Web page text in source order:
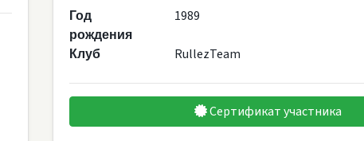
Год
рождения
1989
Клуб RullezTeam
Сертификат участника